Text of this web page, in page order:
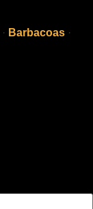
· Barbacoas ·